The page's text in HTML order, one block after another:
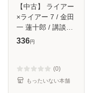
【中古】 ライアー
×ライアー 7 / 金田
一 蓮十郎 / 講談社
[コミック]【メール
336円
(0)
もったいない本舗